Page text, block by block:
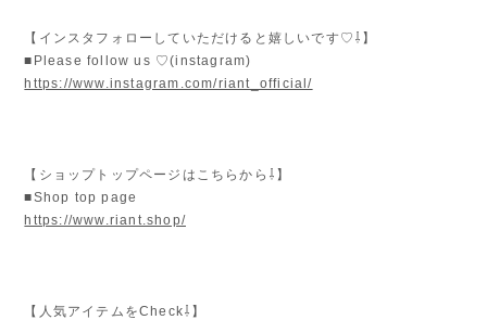
【インスタフォローしていただけると嬉しいです♡⇩】
■Please follow us ♡(instagram)
https://www.instagram.com/riant_official/
【ショップトップページはこちらから⇩】
■Shop top page
https://www.riant.shop/
【人気アイテムをCheck⇩】